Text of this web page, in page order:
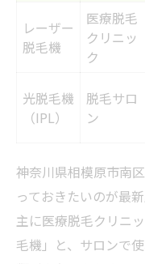
レーザー
脱毛機
医療脱毛
クリニッ
ク
光脱毛機
（IPL）
脱毛サロ
ン
神奈川県相模原市南
っておきたいのが最
主に医療脱毛クリニ
毛機」と、サロンで